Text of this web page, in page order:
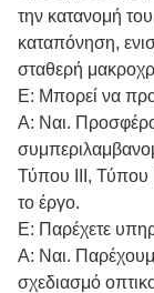
την κατανομή
καταπόνηση,
σταθερή
Ε: Μπορεί να
Α: Ναι.
Τύπου III, Τύπου
το έργο.
Ε: Παρέχετε
Α: Ναι.
σχεδιασμό